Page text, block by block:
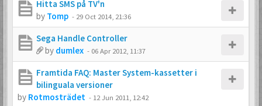
Hitta SMS på TV'n
by Tomp - 29 Oct 2014, 21:36
Sega Handle Controller
by dumlex - 06 Apr 2012, 11:37
Framtida FAQ: Master System-kassetter i
bilinguala versioner
by Rotmosträdet - 12 Jun 2011, 12:42